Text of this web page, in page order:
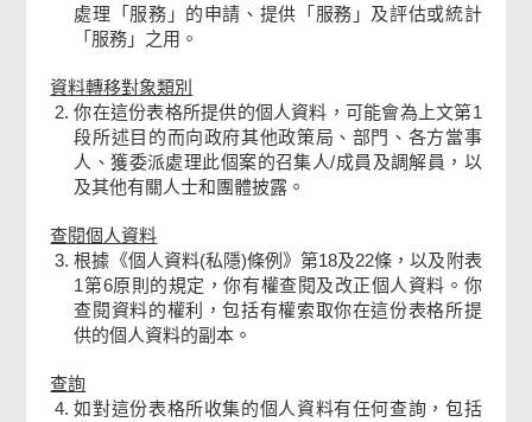
爭議事項
相關資料文件
檢查及確認
確認通知書
處理「服務」的申請、提供「服務」及評估或統計
「服務」之用。
資料轉移對象類別
你在這份表格所提供的個人資料，可能會為上文第1
段所述目的而向政府其他政策局、部門、各方當事
人、獲委派處理此個案的召集人/成員及調解員，以
及其他有關人士和團體披露。
查閱個人資料
根據《個人資料(私隱)條例》第18及22條，以及附表
1第6原則的規定，你有權查閱及改正個人資料。你
查閱資料的權利，包括有權索取你在這份表格所提
供的個人資料的副本。
查詢
如對這份表格所收集的個人資料有任何查詢，包括